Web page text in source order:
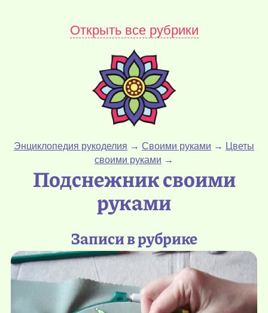
Открыть все рубрики
Энциклопедия рукоделия → Своими руками → Цветы
своими руками →
Подснежник своими
руками
Записи в рубрике